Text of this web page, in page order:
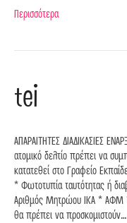
Περισσότερα
tei
AΠΑΡΑΙΤΗΤΕΣ ΔΙΑΔΙΚΑΣΙΕΣ
ατομικό δελτίο πρέπει να
κατατεθεί στο Γραφείο
* Φωτοτυπία ταυτότητας ή
Αριθμός Μητρώου ΙΚΑ * ΑΦΜ
θα πρέπει να προσκομιστούν…